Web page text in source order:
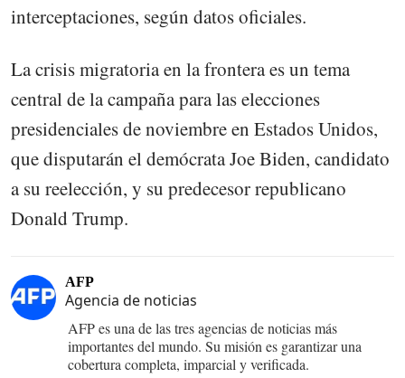
interceptaciones, según datos oficiales.
La crisis migratoria en la frontera es un tema
central de la campaña para las elecciones
presidenciales de noviembre en Estados Unidos,
que disputarán el demócrata Joe Biden, candidato
a su reelección, y su predecesor republicano
Donald Trump.
AFP
Agencia de noticias
AFP es una de las tres agencias de noticias más
importantes del mundo. Su misión es garantizar una
cobertura completa, imparcial y verificada.